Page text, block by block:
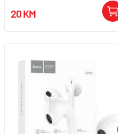
vrijeme razgovora do 4.5 sati,
reprodukcija glazbe do 4.5 sata,
uređajima koji podržavaju BT
bežičnu tehnologiju...
20 KM